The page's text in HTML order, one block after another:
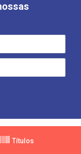
Títulos